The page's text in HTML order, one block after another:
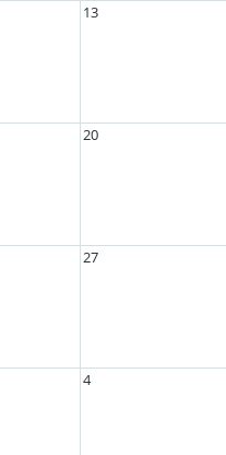
13
20
27
4